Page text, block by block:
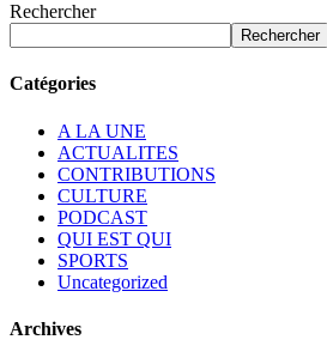
Rechercher
Rechercher
Catégories
A LA UNE
ACTUALITES
CONTRIBUTIONS
CULTURE
PODCAST
QUI EST QUI
SPORTS
Uncategorized
Archives